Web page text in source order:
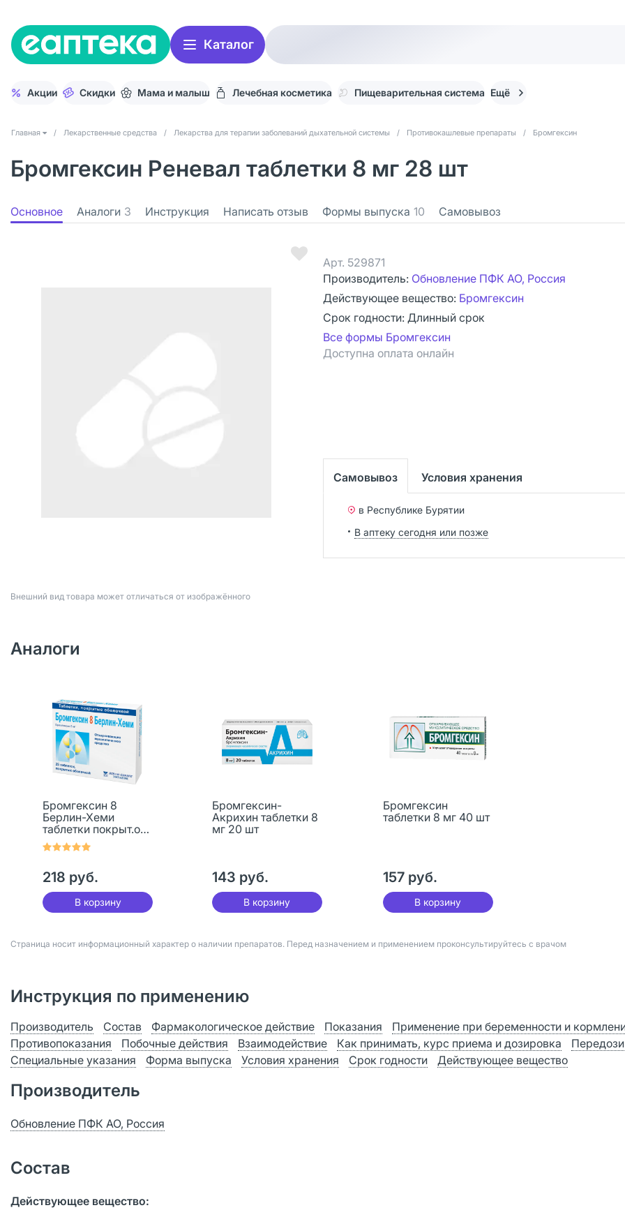
Каталог
Акции Скидки Мама и малыш Лечебная косметика Пищеварительная система Ещё
Главная / Лекарственные средства / Лекарства для терапии заболеваний дыхательной системы / Противокашлевые препараты / Бромгексин
Бромгексин Реневал таблетки 8 мг 28 шт
Основное Аналоги 3 Инструкция Написать отзыв Формы выпуска 10 Самовывоз
Bнешний вид товара может отличаться от изображённого
Арт. 529871
Производитель: Обновление ПФК АО, Россия
Действующее вещество: Бромгексин
Срок годности: Длинный срок
Все формы Бромгексин
Доступна оплата онлайн
Самовывоз Условия хранения
в Республике Бурятии
В аптеку сегодня или позже
Аналоги
Бромгексин 8
Берлин-Хеми
таблетки покрыт.об.
8 мг 25 шт
218 руб.
В корзину
Бромгексин-
Акрихин таблетки 8
мг 20 шт
143 руб.
В корзину
Бромгексин
таблетки 8 мг 40 шт
157 руб.
В корзину
Страница носит информационный характер о наличии препаратов. Перед назначением и применением проконсультируйтесь с врачом
Инструкция по применению
Производитель Состав Фармакологическое действие Показания
Применение при беременности и
Противопоказания
Побочные действия Взаимодействие Как принимать, курс приема и дозировка
Специальные указания
Форма выпуска Условия хранения Срок годности Действующее вещество
Производитель
Обновление ПФК АО, Россия
Состав
Действующее вещество: